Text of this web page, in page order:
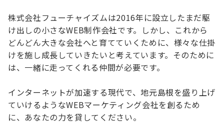
株式会社フューチャイズムは2016年に設立したまだ駆
け出しの小さなWEB制作会社です。しかし、これから
どんどん大きな会社へと育てていくために、様々な仕掛
けを施し成長していきたいと考えています。そのために
は、一緒に走ってくれる仲間が必要です。
インターネットが加速する現代で、地元島根を盛り上げ
ていけるようなWEBマーケティング会社を創るため
に、あなたの力を貸してください。